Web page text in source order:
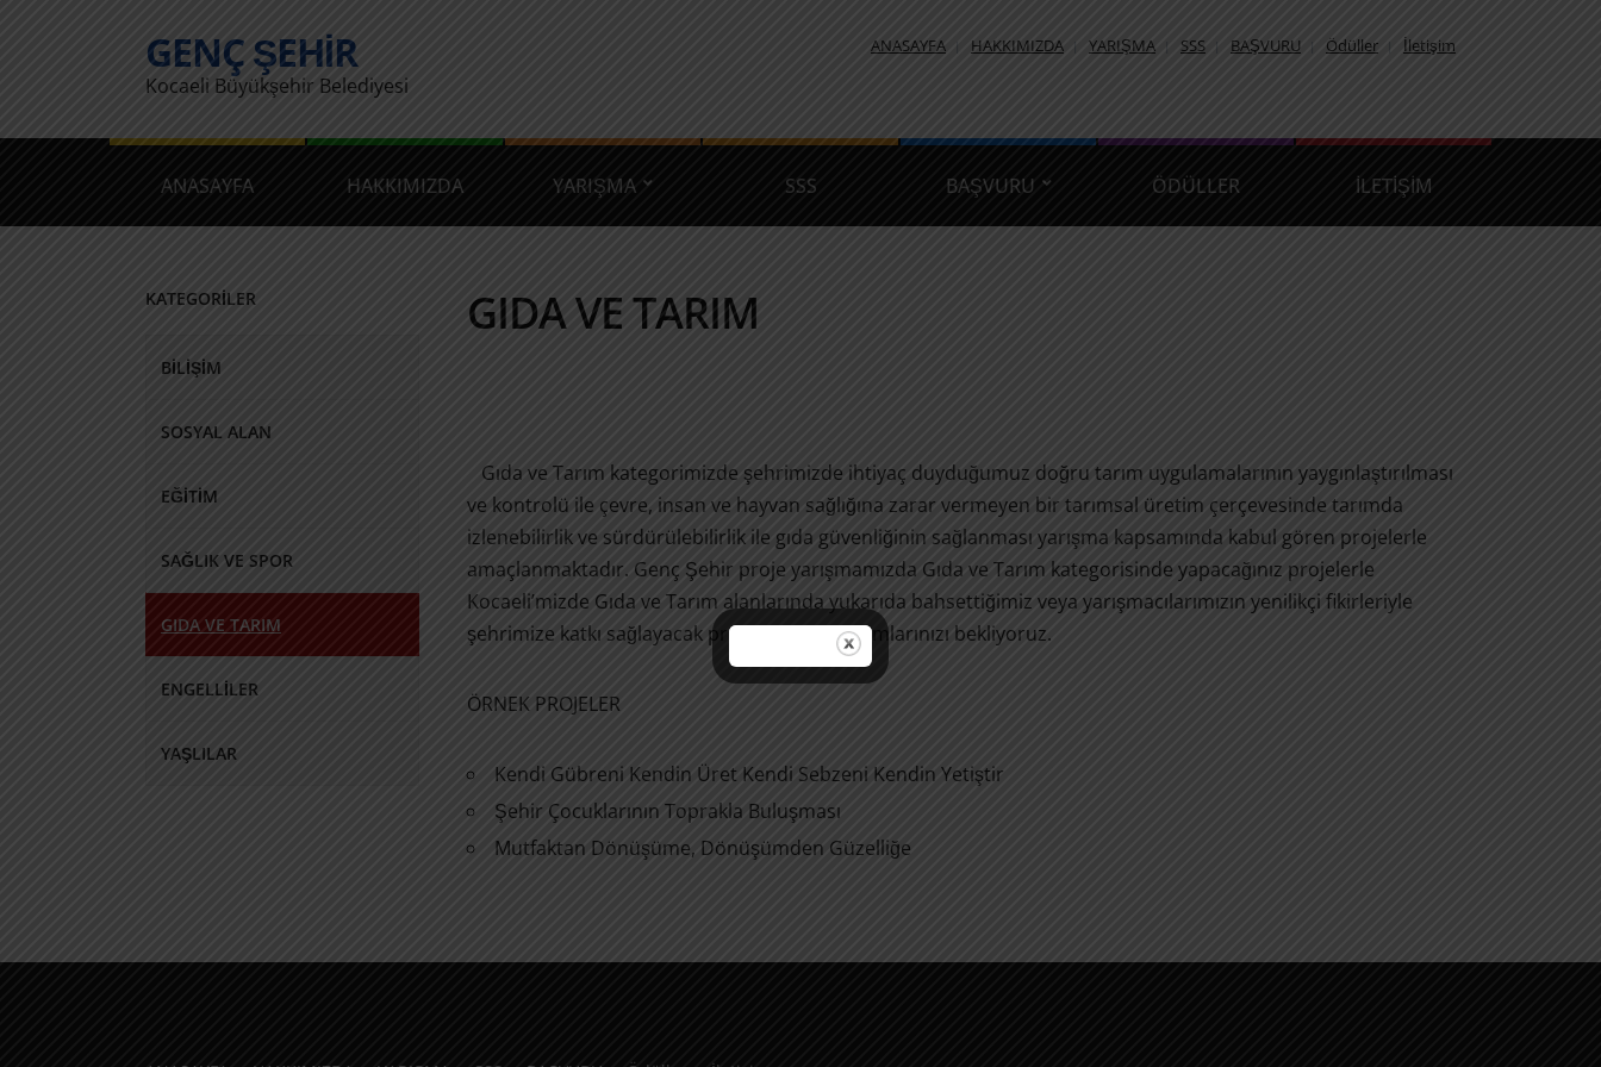
GENÇ ŞEHIR
Kocaeli Büyükşehir Belediyesi
ANASAYFA HAKKIMIZDA YARIŞMA SSS BAŞVURU Ödüller İletişim
ANASAYFA HAKKIMIZDA YARIŞMA SSS BAŞVURU ÖDÜLLER İLETIŞIM
KATEGORİLER
BILIŞIM
SOSYAL ALAN
EĞITIM
SAĞLIK VE SPOR
GIDA VE TARIM
ENGELLILER
YAŞLILAR
GIDA VE TARIM
Gıda ve Tarım kategorimizde şehrimizde ihtiyaç duyduğumuz doğru tarım uygulamalarının yaygınlaştırılması
ve kontrolü ile çevre, insan ve hayvan sağlığına zarar vermeyen bir tarımsal üretim çerçevesinde tarımda
izlenebilirlik ve sürdürülebilirlik ile gıda güvenliğinin sağlanması yarışma kapsamında kabul gören projelerle
amaçlanmaktadır. Genç Şehir proje yarışmamızda Gıda ve Tarım kategorisinde yapacağınız projelerle
Kocaeli’mizde Gıda ve Tarım alanlarında yukarıda bahsettiğimiz veya yarışmacılarımızın yenilikçi fikirleriyle
şehrimize katkı sağlayacak projelerinizle katılımlarınızı bekliyoruz.
ÖRNEK PROJELER
Kendi Gübreni Kendin Üret Kendi Sebzeni Kendin Yetiştir
Şehir Çocuklarının Toprakla Buluşması
Mutfaktan Dönüşüme, Dönüşümden Güzelliğe